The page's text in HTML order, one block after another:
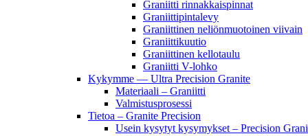
Graniitti rinnakkaispinnat
Graniittipintalevy
Graniittinen neliönmuotoinen viivain
Graniittikuutio
Graniittinen kellotaulu
Graniitti V-lohko
Kykymme — Ultra Precision Granite
Materiaali – Graniitti
Valmistusprosessi
Tietoa – Granite Precision
Usein kysytyt kysymykset – Precision